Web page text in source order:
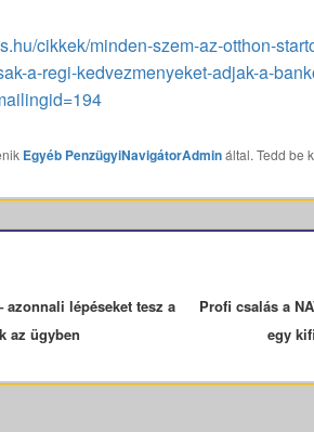
cikkek/minden-szem-az-otthon-
a-regi-kedvezmenyeket-adjak-a-
Egyéb PenzügyiNavigátorAdmináltal. Tedd be
azonnali lépéseket tesz a
az ügyben
Profi csalás a
egy